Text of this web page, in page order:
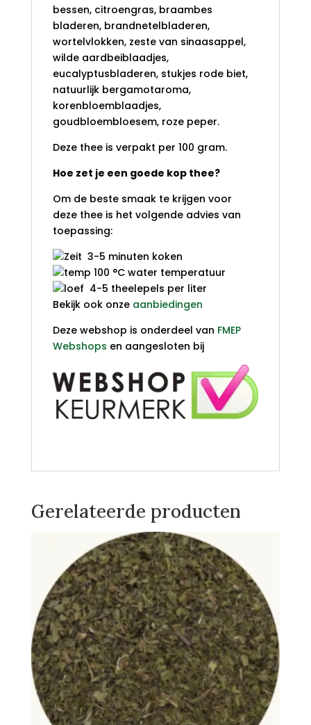
bessen, citroengras, braambes
bladeren, brandnetelbladeren,
wortelvlokken, zeste van sinaasappel,
wilde aardbeiblaadjes,
eucalyptusbladeren, stukjes rode biet,
natuurlijk bergamotaroma,
korenbloemblaadjes,
goudbloembloesem, roze peper.
Deze thee is verpakt per 100 gram.
Hoe zet je een goede kop thee?
Om de beste smaak te krijgen voor
deze thee is het volgende advies van
toepassing:
3-5 minuten koken
100 °C water temperatuur
4-5 theelepels per liter
Bekijk ook onze aanbiedingen
Deze webshop is onderdeel van FMEP
Webshops en aangesloten bij
Gerelateerde producten